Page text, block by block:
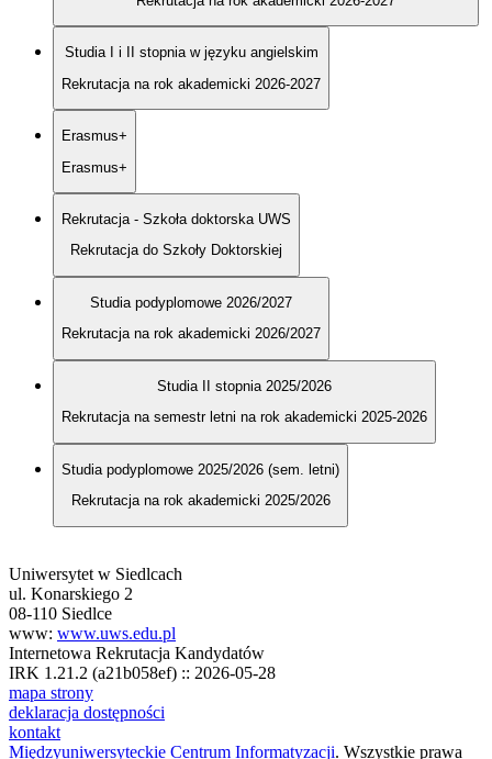
Studia I i II stopnia w języku angielskim
Rekrutacja na rok akademicki 2026-2027
Erasmus+
Erasmus+
Rekrutacja - Szkoła doktorska UWS
Rekrutacja do Szkoły Doktorskiej
Studia podyplomowe 2026/2027
Rekrutacja na rok akademicki 2026/2027
Studia II stopnia 2025/2026
Rekrutacja na semestr letni na rok akademicki 2025-2026
Studia podyplomowe 2025/2026 (sem. letni)
Rekrutacja na rok akademicki 2025/2026
Uniwersytet w Siedlcach
ul. Konarskiego 2
08-110 Siedlce
www: www.uws.edu.pl
Internetowa Rekrutacja Kandydatów
IRK 1.21.2 (a21b058ef) :: 2026-05-28
mapa strony
deklaracja dostępności
kontakt
Międzyuniwersyteckie Centrum Informatyzacji. Wszystkie prawa